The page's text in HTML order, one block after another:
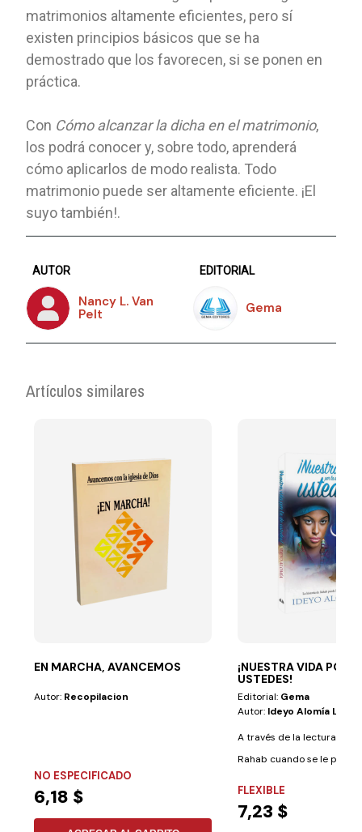
matrimonios altamente eficientes, pero sí
existen principios básicos que se ha
demostrado que los favorecen, si se ponen en
práctica.
Con Cómo alcanzar la dicha en el matrimonio,
los podrá conocer y, sobre todo, aprenderá
cómo aplicarlos de modo realista. Todo
matrimonio puede ser altamente eficiente. ¡El
suyo también!.
AUTOR
Nancy L. Van
Pelt
EDITORIAL
Gema
Artículos similares
EN MARCHA, AVANCEMOS
Autor: Recopilacion
NO ESPECIFICADO
6,18 $
¡NUESTRA VIDA POR
USTEDES!
Editorial: Gema
Autor: Ideyo Alomía L.
A través de la lectura
Rahab cuando se le
FLEXIBLE
7,23 $